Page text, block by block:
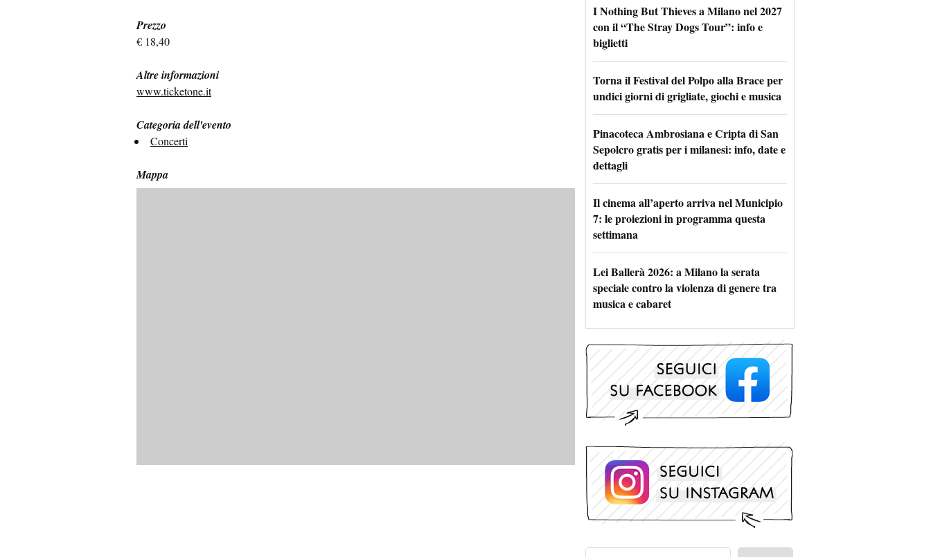
Prezzo
€ 18,40
Altre informazioni
www.ticketone.it
Categoria dell'evento
Concerti
Mappa
I Nothing But Thieves a Milano nel 2027
con il “The Stray Dogs Tour”: info e
biglietti
Torna il Festival del Polpo alla Brace per
undici giorni di grigliate, giochi e musica
Pinacoteca Ambrosiana e Cripta di San
Sepolcro gratis per i milanesi: info, date e
dettagli
Il cinema all’aperto arriva nel Municipio
7: le proiezioni in programma questa
settimana
Lei Ballerà 2026: a Milano la serata
speciale contro la violenza di genere tra
musica e cabaret